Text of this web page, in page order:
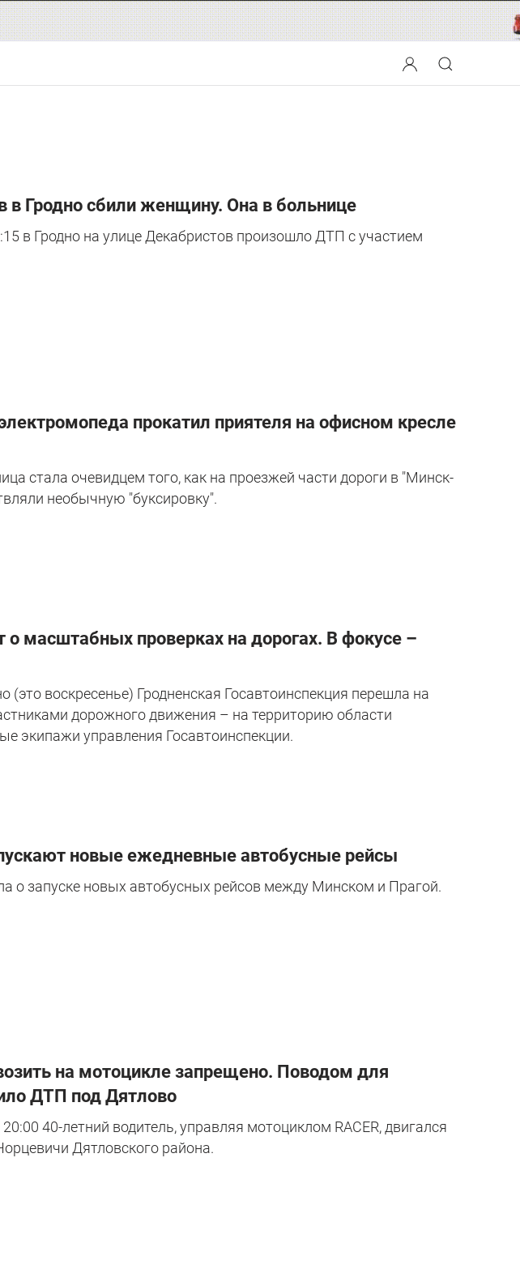
в Гродно сбили женщину. Она в больнице
в Гродно на улице Декабристов произошло ДТП с участием
прокатил приятеля на офисном кресле
стала очевидцем того, как на проезжей части дороги в "Минск-
необычную "буксировку".
о масштабных проверках на дорогах. В фокусе –
воскресенье) Гродненская Госавтоинспекция перешла на
дорожного движения – на территорию области
экипажи управления Госавтоинспекции.
новые ежедневные автобусные рейсы
о запуске новых автобусных рейсов между Минском и Прагой.
на мотоцикле запрещено. Поводом для
ДТП под Дятлово
40-летний водитель, управляя мотоциклом RACER, двигался
Дятловского района.